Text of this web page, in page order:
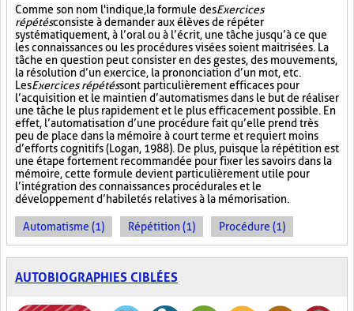
Comme son nom l'indique, la formule desExercices
répétésconsiste à demander aux élèves de répéter
systématiquement, à l’oral ou à l’écrit, une tâche jusqu’à ce que
les connaissances ou les procédures visées soient maitrisées. La
tâche en question peut consister en des gestes, des mouvements,
la résolution d’un exercice, la prononciation d’un mot, etc.
LesExercices répétéssont particulièrement efficaces pour
l’acquisition et le maintien d’automatismes dans le but de réaliser
une tâche le plus rapidement et le plus efficacement possible. En
effet, l’automatisation d’une procédure fait qu’elle prend très
peu de place dans la mémoire à court terme et requiert moins
d’efforts cognitifs (Logan, 1988). De plus, puisque la répétition est
une étape fortement recommandée pour fixer les savoirs dans la
mémoire, cette formule devient particulièrement utile pour
l’intégration des connaissances procédurales et le
développement d’habiletés relatives à la mémorisation.
Automatisme (1) Répétition (1) Procédure (1)
AUTOBIOGRAPHIES CIBLÉES